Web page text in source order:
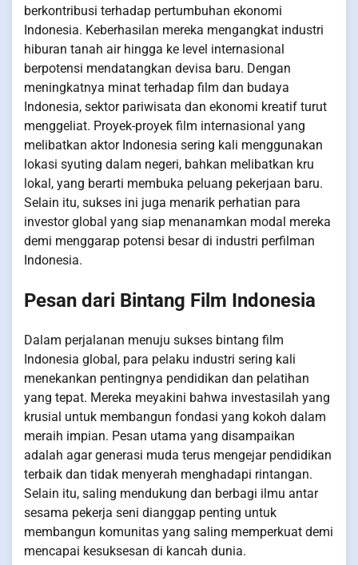
berkontribusi terhadap pertumbuhan ekonomi
Indonesia. Keberhasilan mereka mengangkat industri
hiburan tanah air hingga ke level internasional
berpotensi mendatangkan devisa baru. Dengan
meningkatnya minat terhadap film dan budaya
Indonesia, sektor pariwisata dan ekonomi kreatif turut
menggeliat. Proyek-proyek film internasional yang
melibatkan aktor Indonesia sering kali menggunakan
lokasi syuting dalam negeri, bahkan melibatkan kru
lokal, yang berarti membuka peluang pekerjaan baru.
Selain itu, sukses ini juga menarik perhatian para
investor global yang siap menanamkan modal mereka
demi menggarap potensi besar di industri perfilman
Indonesia.
Pesan dari Bintang Film Indonesia
Dalam perjalanan menuju sukses bintang film
Indonesia global, para pelaku industri sering kali
menekankan pentingnya pendidikan dan pelatihan
yang tepat. Mereka meyakini bahwa investasilah yang
krusial untuk membangun fondasi yang kokoh dalam
meraih impian. Pesan utama yang disampaikan
adalah agar generasi muda terus mengejar pendidikan
terbaik dan tidak menyerah menghadapi rintangan.
Selain itu, saling mendukung dan berbagi ilmu antar
sesama pekerja seni dianggap penting untuk
membangun komunitas yang saling memperkuat demi
mencapai kesuksesan di kancah dunia.